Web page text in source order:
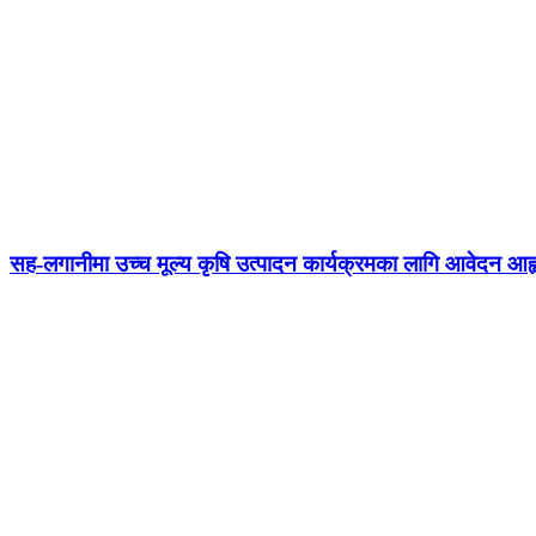
सह-लगानीमा उच्च मूल्य कृषि उत्पादन कार्यक्रमका लागि आवेदन